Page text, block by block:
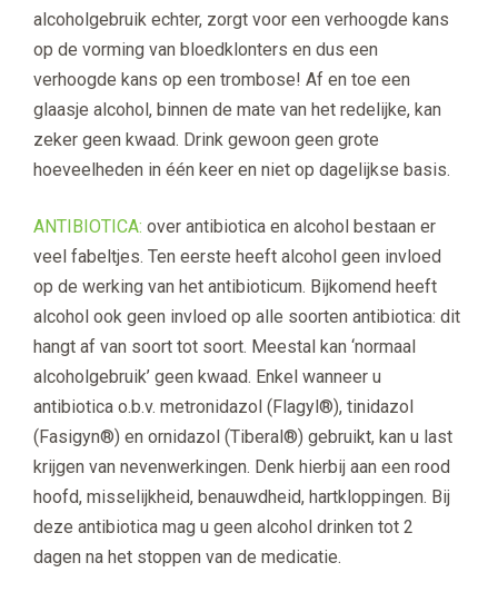
alcoholgebruik echter, zorgt voor een verhoogde kans
op de vorming van bloedklonters en dus een
verhoogde kans op een trombose! Af en toe een
glaasje alcohol, binnen de mate van het redelijke, kan
zeker geen kwaad. Drink gewoon geen grote
hoeveelheden in één keer en niet op dagelijkse basis.
ANTIBIOTICA: over antibiotica en alcohol bestaan er
veel fabeltjes. Ten eerste heeft alcohol geen invloed
op de werking van het antibioticum. Bijkomend heeft
alcohol ook geen invloed op alle soorten antibiotica: dit
hangt af van soort tot soort. Meestal kan ‘normaal
alcoholgebruik’ geen kwaad. Enkel wanneer u
antibiotica o.b.v. metronidazol (Flagyl®), tinidazol
(Fasigyn®) en ornidazol (Tiberal®) gebruikt, kan u last
krijgen van nevenwerkingen. Denk hierbij aan een rood
hoofd, misselijkheid, benauwdheid, hartkloppingen. Bij
deze antibiotica mag u geen alcohol drinken tot 2
dagen na het stoppen van de medicatie.